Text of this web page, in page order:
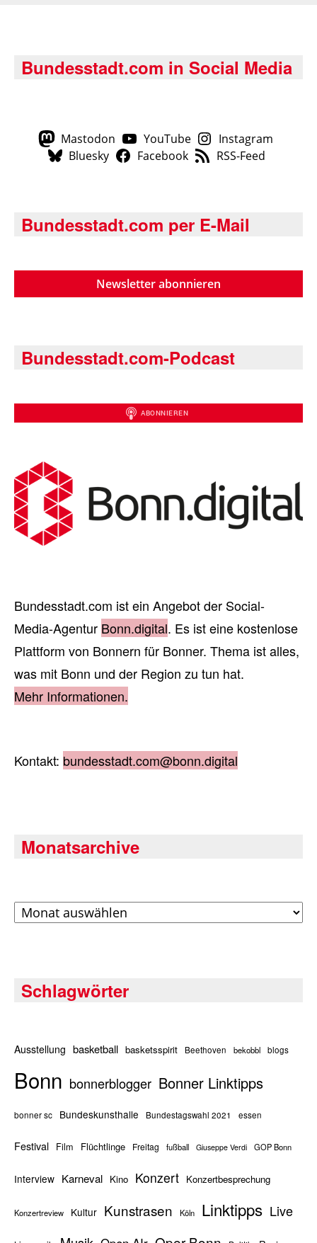
Bundesstadt.com in Social Media
Mastodon YouTube
Instagram
Bluesky
Facebook RSS-Feed
Bundesstadt.com per E-Mail
Newsletter abonnieren
Bundesstadt.com-Podcast
Bundesstadt.com ist ein Angebot der Social-
Media-Agentur Bonn.digital. Es ist eine kostenlose
Plattform von Bonnern für Bonner. Thema ist alles,
was mit Bonn und der Region zu tun hat.
Mehr Informationen.
Kontakt: bundesstadt.com@bonn.digital
Monatsarchive
Archiv
Schlagwörter
Ausstellung basketball basketsspirit Beethoven bekobbl blogs
Bonn bonnerblogger Bonner Linktipps
bonner sc Bundeskunsthalle Bundestagswahl 2021 essen
Festival Film Flüchtlinge Freitag fußball Giuseppe Verdi GOP Bonn
Interview Karneval Kino Konzert Konzertbesprechung
Konzertreview Kultur Kunstrasen Köln Linktipps Live